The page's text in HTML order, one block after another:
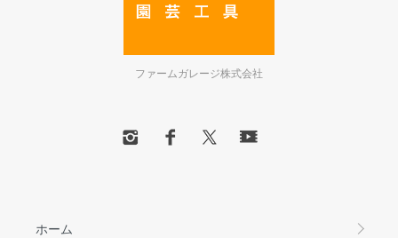
ファームガレージ株式会社
ホーム